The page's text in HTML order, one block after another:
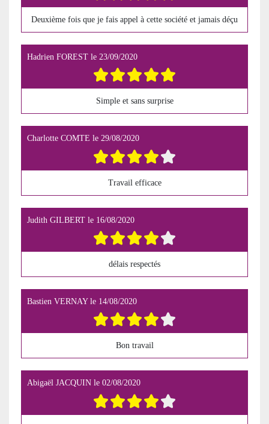
Deuxième fois que je fais appel à cette société et jamais déçu
Hadrien FOREST le 23/09/2020
Simple et sans surprise
Charlotte COMTE le 29/08/2020
Travail efficace
Judith GILBERT le 16/08/2020
délais respectés
Bastien VERNAYle 14/08/2020
Bon travail
Abigaël JACQUIN le 02/08/2020